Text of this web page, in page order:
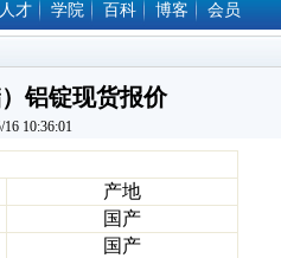
人才 学院 百科 博客 会员
铝锭现货报价
10:36:01
产地
国产
国产